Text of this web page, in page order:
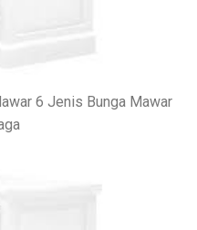
6 Jenis Bunga Mawar